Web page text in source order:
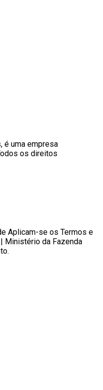
é uma empresa
os direitos
Aplicam-se os Termos e
Ministério da Fazenda